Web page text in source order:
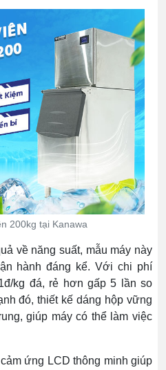
200kg tại Kanawa
về năng suất, mẫu máy này
hành đáng kể. Với chi phí
kg đá, rẻ hơn gấp 5 lần so
đó, thiết kế dáng hộp vững
giúp máy có thể làm việc
ứng LCD thông minh giúp